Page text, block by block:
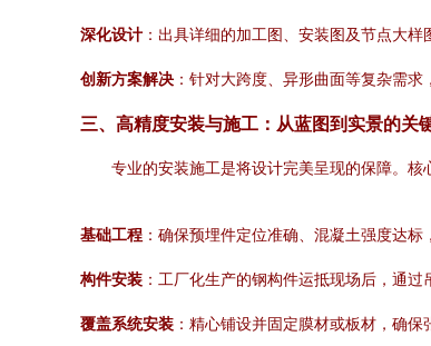
深化设计 ：出具详细的加工图、安装图及节点大
创新方案解决 ：针对大跨度、异形曲面等复杂需
三、高精度安装与施工：从蓝图到实景的关
专业的安装施工是将设计完美呈现的保障。核
基础工程 ：确保预埋件定位准确、混凝土强度达标
构件安装 ：工厂化生产的钢构件运抵现场后，通
覆盖系统安装 ：精心铺设并固定膜材或板材，确保